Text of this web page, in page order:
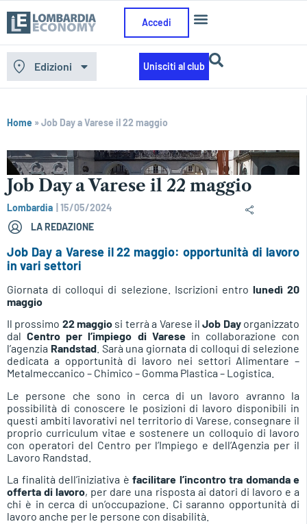
Accedi
Edizioni Unisciti al club
Home »Job Day a Varese il 22 maggio
Job Day a Varese il 22 maggio
Lombardia
15/05/2024
LA REDAZIONE
Job Day a Varese il 22 maggio: opportunità di lavoro
in vari settori
Giornata di colloqui di selezione. Iscrizioni entro lunedì 20
maggio
Il prossimo 22 maggio si terrà a Varese ilJob Dayorganizzato
dalCentro per l’impiego di Varesein collaborazione con
l’agenzia Randstad. Sarà una giornata di colloqui di selezione
dedicata a opportunità di lavoro nei settori Alimentare –
Metalmeccanico – Chimico – Gomma Plastica – Logistica.
Le persone che sono in cerca di un lavoro avranno la
possibilità di conoscere le posizioni di lavoro disponibili in
questi ambiti lavorativi nel territorio di Varese, consegnare il
proprio curriculum vitae e sostenere un colloquio di lavoro
con operatori del Centro per l’Impiego e dell’Agenzia per il
Lavoro Randstad.
La finalità dell’iniziativa è facilitare l’incontro tra domanda e
offerta di lavoro, per dare una risposta ai datori di lavoro e a
chi è in cerca di un’occupazione. Ci saranno opportunità di
lavoro anche per le persone con disabilità.